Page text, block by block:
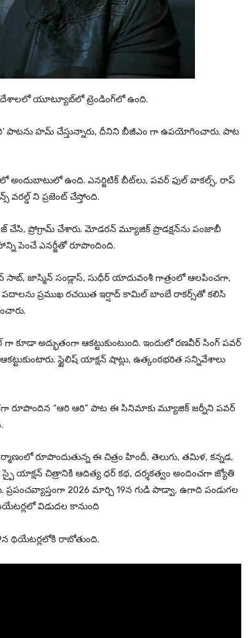
దేశాలలో యూట్యూబ్‌లో ట్రెండింగ్‌లో ఉంది.
పాటను హమ్ చేస్తున్నారు, దీనిని బీజీఎం గా ఉపయోగించారు. పాట
ఉంది. ఎనర్జిటిక్ బీట్‌లు, పవర్ ఫుల్ వాకల్స్, రాప్
ని ప్రజెంట్ చేస్తోంది.
ప్రోగ్రామ్ చేశారు. మోడరన్ మ్యూజిక్ ప్రొడక్షన్‌ను పంజాబీ
పెంచే ఎనర్జీతో రూపొందింది.
జాస్మిన్ సండ్లాస్, సుధీర్ యాదువంశీ గాత్రంలో ఆలపించగా,
ప్రముఖ రచయిత ఇర్షాద్ కామిల్ బాంబే రాకర్స్‌తో కలిసి
అద్భుతంగా ఆకట్టుకుంటుంది. ఇందులో రణవీర్ సింగ్ పవర్
స్టైలిష్ యాక్షన్ షాట్లు, ఉత్కంఠభరిత సన్నివేశాలు
రూపొందిన “ఆరి ఆరి” పాట ఈ సినిమాకు మ్యూజిక్ జర్నీని పవర్
రూపొందుతున్న ఈ చిత్రం హిందీ, తెలుగు, తమిళ, కన్నడ,
యాక్షన్ చిత్రానికి ఆదిత్య ధర్ కథ, దర్శకత్వం అందించగా జ్యోతి
2026 మార్చి 19న గుడి పాడ్వా, ఉగాది పండుగల
విడుదల కానుంది
థియేటర్లలోకి రాబోతుంది.